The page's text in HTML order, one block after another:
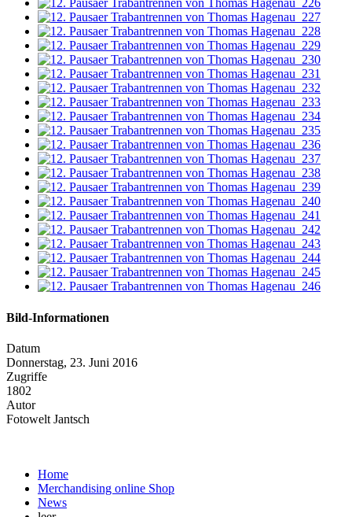
Bild-Informationen
Datum
Donnerstag, 23. Juni 2016
Zugriffe
1802
Autor
Fotowelt Jantsch
Home
Merchandising online Shop
News